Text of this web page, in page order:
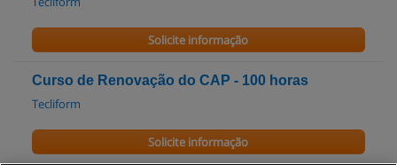
Solicite informação
Curso de Renovação do CAP - 100 horas
Tecliform
Solicite informação